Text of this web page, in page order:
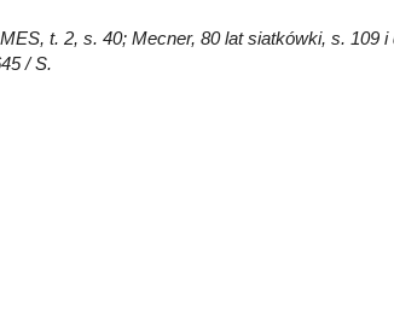
t. 2, s. 40; Mecner, 80 lat siatkówki, s. 109 i
/ S.